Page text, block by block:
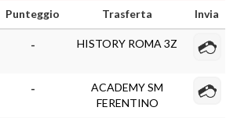
Punteggio Trasferta Invia
- HISTORY ROMA 3Z
-
ACADEMY SM
FERENTINO